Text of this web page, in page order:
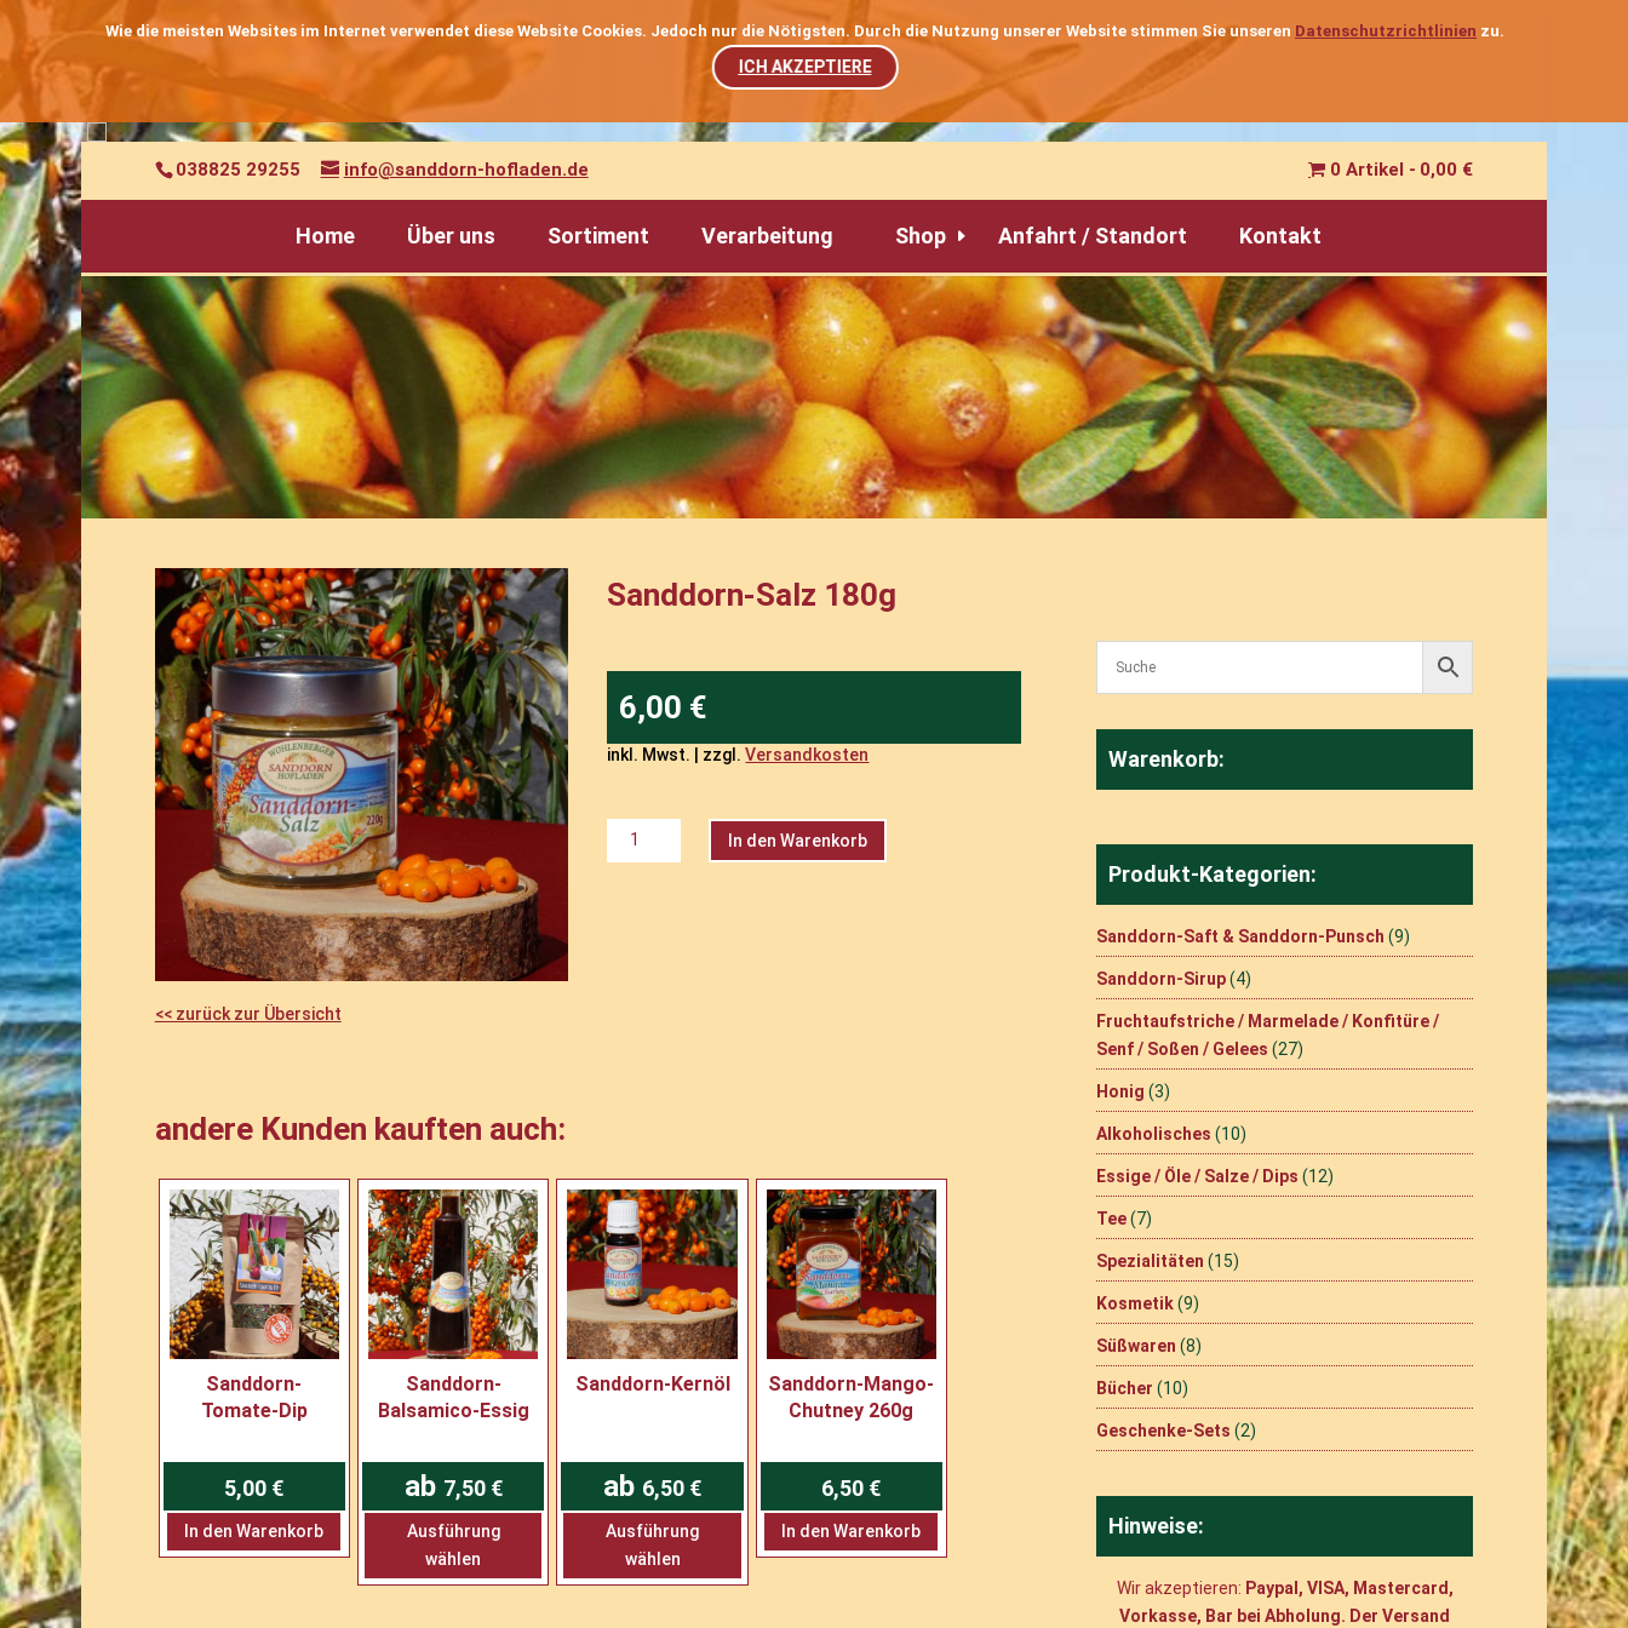
038825 29255 info@sanddorn-hofladen.de 0 Artikel 0,00 €
Home Über uns Sortiment Verarbeitung Shop Anfahrt / Standort Kontakt
<< zurück zur Übersicht
Sanddorn-Salz 180g
6,00 €
inkl. Mwst. | zzgl.Versandkosten
Sanddorn-
In den Warenkorb
andere Kunden kauften auch:
Sanddorn-
Tomate-Dip
5,00 €
In den Warenkorb
Sanddorn-
Balsamico-Essig
ab 7,50 €
Ausführung
wählen
weist
Sanddorn-Kernöl
ab 6,50 €
Ausführung
wählen
Dieses
Produkt
Sanddorn-Mango-
Chutney 260g
6,50 €
In den Warenkorb
Warenkorb:
Produkt-Kategorien:
Sanddorn-Saft & Sanddorn-Punsch (9)
Sanddorn-Sirup (4)
Fruchtaufstriche / Marmelade / Konfitüre /
Senf / Soßen / Gelees (27)
Honig (3)
Alkoholisches (10)
Essige / Öle / Salze / Dips (12)
Tee (7)
Spezialitäten (15)
Kosmetik (9)
Süßwaren (8)
Bücher (10)
Geschenke-Sets (2)
Hinweise:
Wir akzeptieren: Paypal, VISA, Mastercard,
Vorkasse, Bar bei Abholung. Der Versand
Wie die meisten Websites im Internet verwendet diese Website Cookies. Jedoch nur die Nötigsten. Durch die Nutzung unserer Website stimmen Sie unseren Datenschutzrichtlinien zu.
ICH AKZEPTIERE